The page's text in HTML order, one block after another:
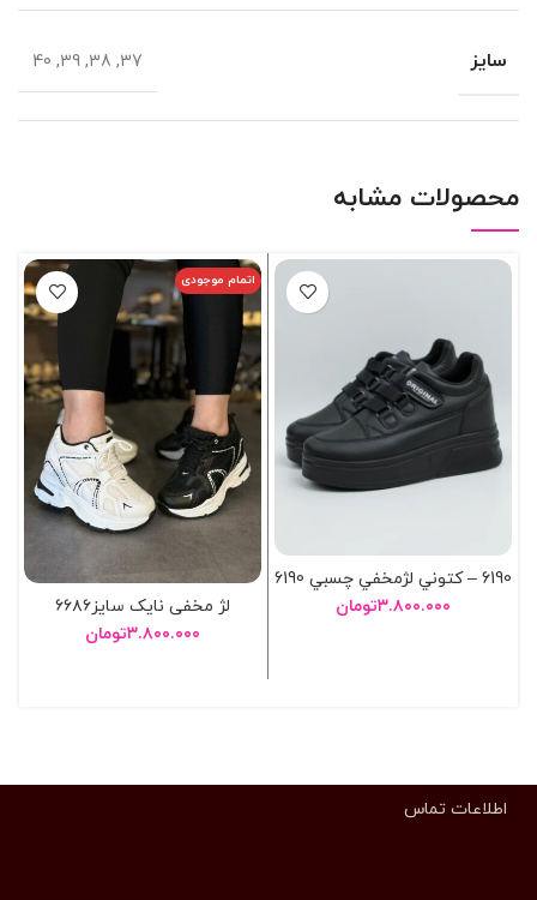
سایز 37, 38, 39, 40
محصولات مشابه
6190 – کتوني لژمخفي چسبي 6190
۳.۸۰۰.۰۰۰تومان
اتمام موجودی
لژ مخفی نایک سایز۶۶۸۶
۳.۸۰۰.۰۰۰تومان
اطلاعات تماس